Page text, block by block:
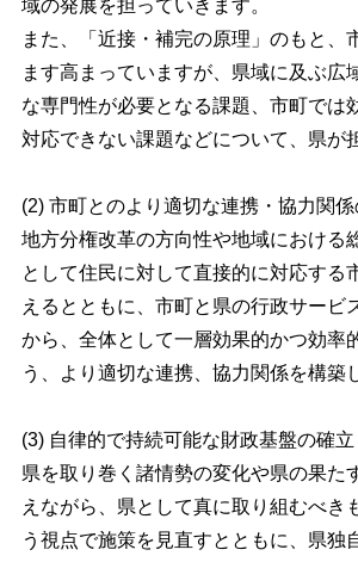
域の発展を担っていきます。
また、「近接・補完の原理」のもと、
ます高まっていますが、県域に及ぶ広
な専門性が必要となる課題、市町では
対応できない課題などについて、県が
(2) 市町とのより適切な連携・協力関
地方分権改革の方向性や地域における
として住民に対して直接的に対応する
えるとともに、市町と県の行政サービ
から、全体として一層効果的かつ効率
う、より適切な連携、協力関係を構築
(3) 自律的で持続可能な財政基盤の確立
県を取り巻く諸情勢の変化や県の果た
えながら、県として真に取り組むべき
う視点で施策を見直すとともに、県独